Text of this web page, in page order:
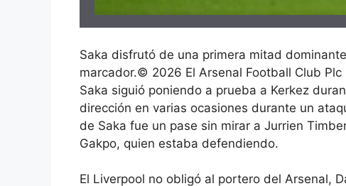
Saka disfrutó de una primera mitad
marcador.© 2026 El Arsenal Football Club Plc
Saka siguió poniendo a prueba a Kerkez
dirección en varias ocasiones durante un
de Saka fue un pase sin mirar a Jurrien
Gakpo, quien estaba defendiendo.
El Liverpool no obligó al portero del Arsenal,